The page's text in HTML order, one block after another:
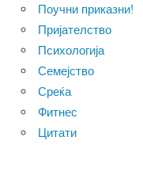
Поучни приказни!
Пријателство
Психологија
Семејство
Среќа
Фитнес
Цитати